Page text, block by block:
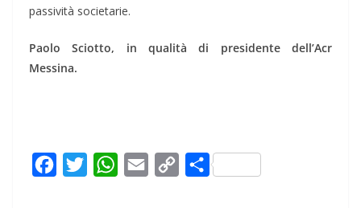
passività societarie.
Paolo Sciotto, in qualità di presidente dell’Acr
Messina.
W
C